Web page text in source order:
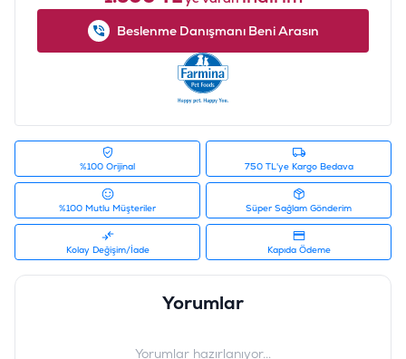
Beslenme Danışmanı Beni Arasın
%100 Orijinal 750 TL'ye Kargo Bedava
%100 Mutlu Müşteriler Süper Sağlam Gönderim
Kolay Değişim/İade Kapıda Ödeme
Yorumlar
Yorumlar hazırlanıyor...